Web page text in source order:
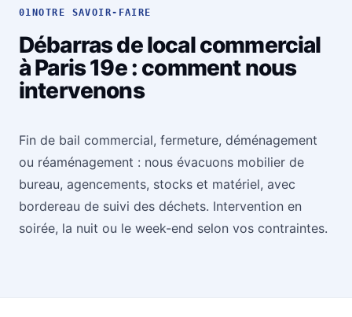
01 NOTRE SAVOIR-FAIRE
Débarras de local commercial
à Paris 19e : comment nous
intervenons
Fin de bail commercial, fermeture, déménagement
ou réaménagement : nous évacuons mobilier de
bureau, agencements, stocks et matériel, avec
bordereau de suivi des déchets. Intervention en
soirée, la nuit ou le week-end selon vos contraintes.